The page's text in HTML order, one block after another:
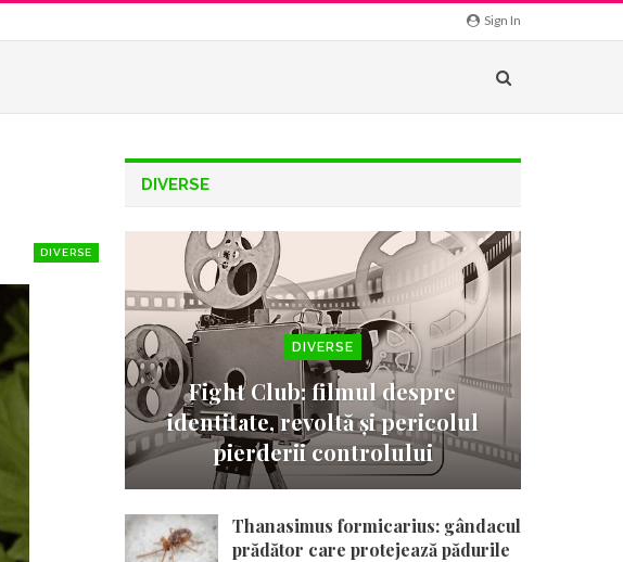
Sign In
DIVERSE
DIVERSE
DIVERSE
Fight Club: filmul despre
identitate, revoltă și pericolul
pierderii controlului
Thanasimus formicarius: gândacul
prădător care protejează pădurile